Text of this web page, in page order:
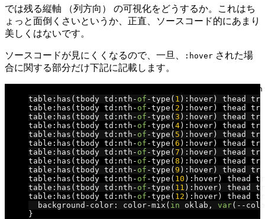
では残る縦軸 （列方向） の可視化をどうするか。これはち
ょっと面倒くさいというか、正直、ソースコード的にあまり
美しくはないです。
ソースコードが見にくくなるので、一旦、 :hover された場
合に関する部分だけ下記に記載します。
/* :hover された td 要素からみて、列方向の見出しセル （
table : has (tbody td : nth - of -type ( 1 ): hover)
thead tr
table : has (tbody td : nth - of -type ( 2 ): hover)
thead tr
table : has (tbody td : nth - of -type (3 ): hover)
thead tr
table : has (tbody td : nth - of -type (4): hover)
thead tr
table : has (tbody td : nth - of -type ( 5 ): hover)
thead tr
table : has (tbody td : nth - of -type (6 ): hover)
thead tr
table : has (tbody td : nth - of -type (7 ): hover)
thead tr
table : has (tbody td : nth - of -type (8 ): hover)
thead tr
table : has (tbody td : nth - of -type (9 ): hover)
thead tr
table : has (tbody td : nth - of -type ( 10 ): hover)
thead
table : has (tbody td : nth - of -type ( 11 ): hover)
thead
table : has (tbody td : nth - of -type ( 12 ): hover)
thead
  background
- color : color-mix ( in oklab , var(--
}